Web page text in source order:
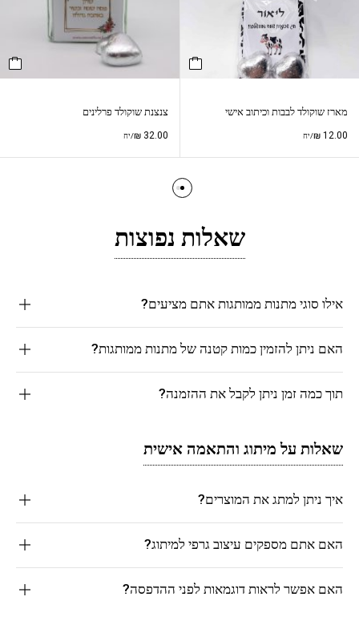
מארז שוקולד לבבות וכיתוב אישי
₪ 12.00 /יח
צנצנת שוקולד פרלינים
₪32.00 /יח
שאלות נפוצות
אילו סוגי מתנות ממותגות אתם מציעים?
האם ניתן להזמין כמות קטנה של מתנות ממותגות?
תוך כמה זמן ניתן לקבל את ההזמנה?
שאלות על מיתוג והתאמה אישית
איך ניתן למתג את המוצרים?
האם אתם מספקים עיצוב גרפי למיתוג?
האם אפשר לראות דוגמאות לפני ההדפסה?